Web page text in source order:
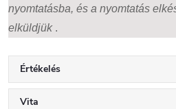
nyomtatásba, és a nyomtatás
elküldjük .
Értékelés
Vita